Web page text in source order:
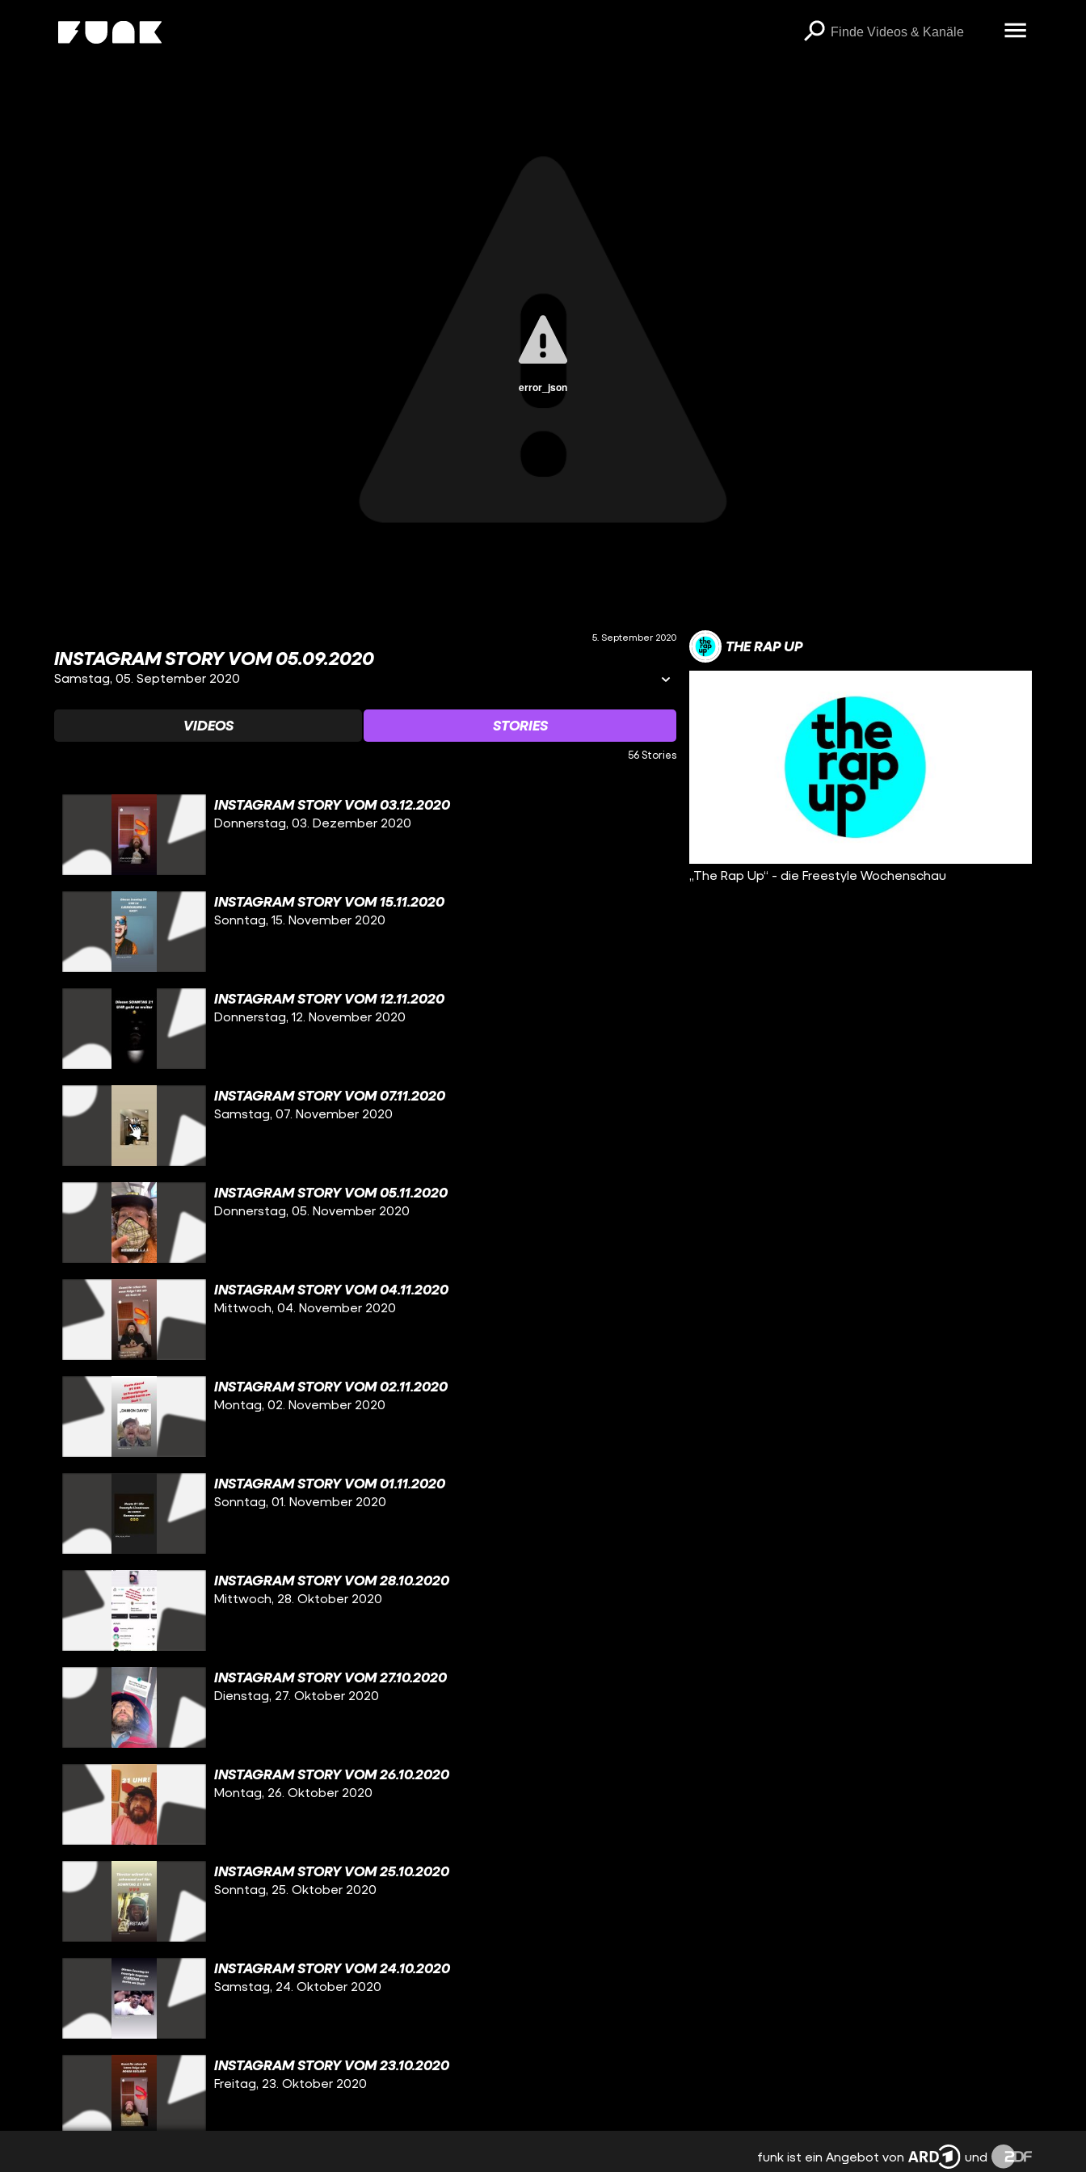
error_json
THE RAP UP
„The Rap Up“ - die Freestyle Wochenschau
5. September 2020
INSTAGRAM STORY VOM 05.09.2020
Samstag, 05. September 2020
VIDEOS STORIES
56 Stories
INSTAGRAM STORY VOM 03.12.2020
Donnerstag, 03. Dezember 2020
INSTAGRAM STORY VOM 15.11.2020
Sonntag, 15. November 2020
INSTAGRAM STORY VOM 12.11.2020
Donnerstag, 12. November 2020
INSTAGRAM STORY VOM 07.11.2020
Samstag, 07. November 2020
INSTAGRAM STORY VOM 05.11.2020
Donnerstag, 05. November 2020
INSTAGRAM STORY VOM 04.11.2020
Mittwoch, 04. November 2020
INSTAGRAM STORY VOM 02.11.2020
Montag, 02. November 2020
INSTAGRAM STORY VOM 01.11.2020
Sonntag, 01. November 2020
INSTAGRAM STORY VOM 28.10.2020
Mittwoch, 28. Oktober 2020
INSTAGRAM STORY VOM 27.10.2020
Dienstag, 27. Oktober 2020
INSTAGRAM STORY VOM 26.10.2020
Montag, 26. Oktober 2020
INSTAGRAM STORY VOM 25.10.2020
Sonntag, 25. Oktober 2020
INSTAGRAM STORY VOM 24.10.2020
Samstag, 24. Oktober 2020
INSTAGRAM STORY VOM 23.10.2020
Freitag, 23. Oktober 2020
funk ist ein Angebot von und